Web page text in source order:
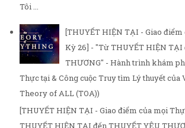
Tôi ...
[THUYẾT HIỆN TẠI - Giao điểm
Kỳ 26] - "Từ THUYẾT HIỆN TẠI
THƯƠNG" - Hành trình khám
Thực tại & Công cuộc Truy tìm Lý thuyết của
Theory of ALL (TOA))
[THUYẾT HIỆN TẠI - Giao điểm của mọi
THUYẾT HIỆN TẠI đến THUYẾT YÊU